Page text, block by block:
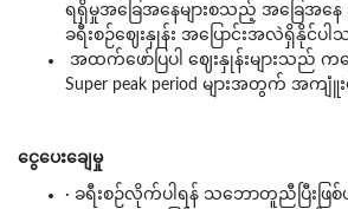
ရရှိမှုအခြေအနေများစသည့် အခြေအန
ခရီးစဉ်ဈေးနှုန်း အပြောင်းအလဲရှိနိုင်ပါ
အထက်ဖော်ပြပါ ဈေးနှုန်းများသည် ကမ္
Super peak period များအတွက် အကျူံး
ငွေပေးချေမှု
· ခရီးစဉ်လိုက်ပါရန် သဘောတူညီပြီးဖြ